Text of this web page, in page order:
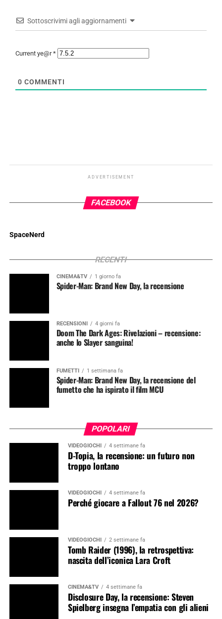
Sottoscrivimi agli aggiornamenti
Current ye@r*
0 COMMENTI
ADVERTISEMENT
FACEBOOK
SpaceNerd
RECENTI
CINEMA&TV 1 giorno fa
Spider-Man: Brand New Day, la recensione
RECENSIONI 4 giorni fa
Doom The Dark Ages: Rivelazioni – recensione:
anche lo Slayer sanguina!
FUMETTI 1 settimana fa
Spider-Man: Brand New Day, la recensione del
fumetto che ha ispirato il film MCU
POPOLARI
VIDEOGIOCHI 4 settimane fa
D-Topia, la recensione: un futuro non
troppo lontano
VIDEOGIOCHI 4 settimane fa
Perché giocare a Fallout 76 nel 2026?
VIDEOGIOCHI 2 settimane fa
Tomb Raider (1996), la retrospettiva:
nascita dell’iconica Lara Croft
CINEMA&TV 4 settimane fa
Disclosure Day, la recensione: Steven
Spielberg insegna l’empatia con gli alieni